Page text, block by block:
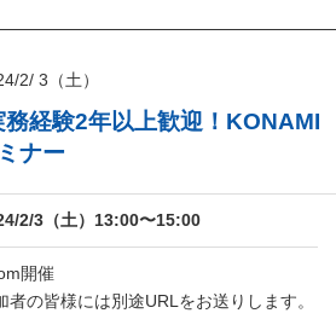
2/ 3（土）
経験2年以上歓迎！KONAMI
ナー
2/3（土）13:00〜15:00
開催
者の皆様には別途URLをお送りします。